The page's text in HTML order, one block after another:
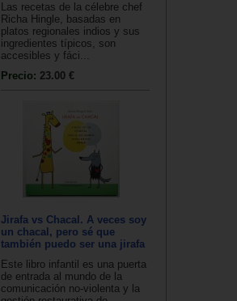
Las recetas de la célebre chef
Richa Hingle, basadas en
platos regionales indios y sus
ingredientes típicos, son
accesibles y fáci...
Precio: 23.00 €
Jirafa vs Chacal. A veces soy
un chacal, pero sé que
también puedo ser una jirafa
Este libro infantil es una puerta
de entrada al mundo de la
comunicación no-violenta y la